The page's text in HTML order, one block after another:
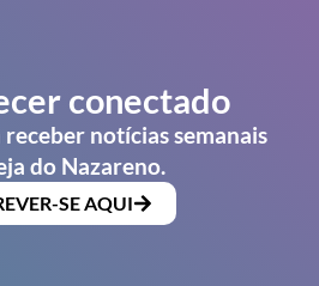
conectado
notícias semanais
do Nazareno.
SE AQUI